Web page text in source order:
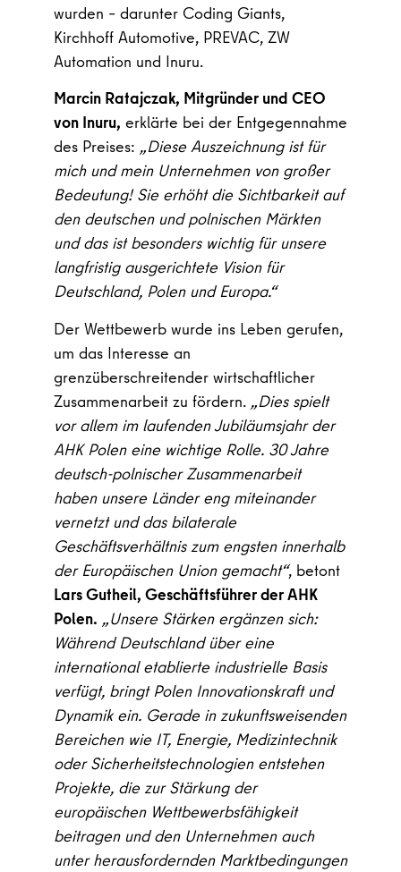
wurden – darunter Coding Giants,
Kirchhoff Automotive, PREVAC, ZW
Automation und Inuru.
Marcin Ratajczak, Mitgründer und CEO
von Inuru, erklärte bei der Entgegennahme
des Preises: „Diese Auszeichnung ist für
mich und mein Unternehmen von großer
Bedeutung! Sie erhöht die Sichtbarkeit auf
den deutschen und polnischen Märkten
und das ist besonders wichtig für unsere
langfristig ausgerichtete Vision für
Deutschland, Polen und Europa.“
Der Wettbewerb wurde ins Leben gerufen,
um das Interesse an
grenzüberschreitender wirtschaftlicher
Zusammenarbeit zu fördern. „Dies spielt
vor allem im laufenden Jubiläumsjahr der
AHK Polen eine wichtige Rolle. 30 Jahre
deutsch-polnischer Zusammenarbeit
haben unsere Länder eng miteinander
vernetzt und das bilaterale
Geschäftsverhältnis zum engsten innerhalb
der Europäischen Union gemacht“, betont
Lars Gutheil, Geschäftsführer der AHK
Polen. „Unsere Stärken ergänzen sich:
Während Deutschland über eine
international etablierte industrielle Basis
verfügt, bringt Polen Innovationskraft und
Dynamik ein. Gerade in zukunftsweisenden
Bereichen wie IT, Energie, Medizintechnik
oder Sicherheitstechnologien entstehen
Projekte, die zur Stärkung der
europäischen Wettbewerbsfähigkeit
beitragen und den Unternehmen auch
unter herausfordernden Marktbedingungen